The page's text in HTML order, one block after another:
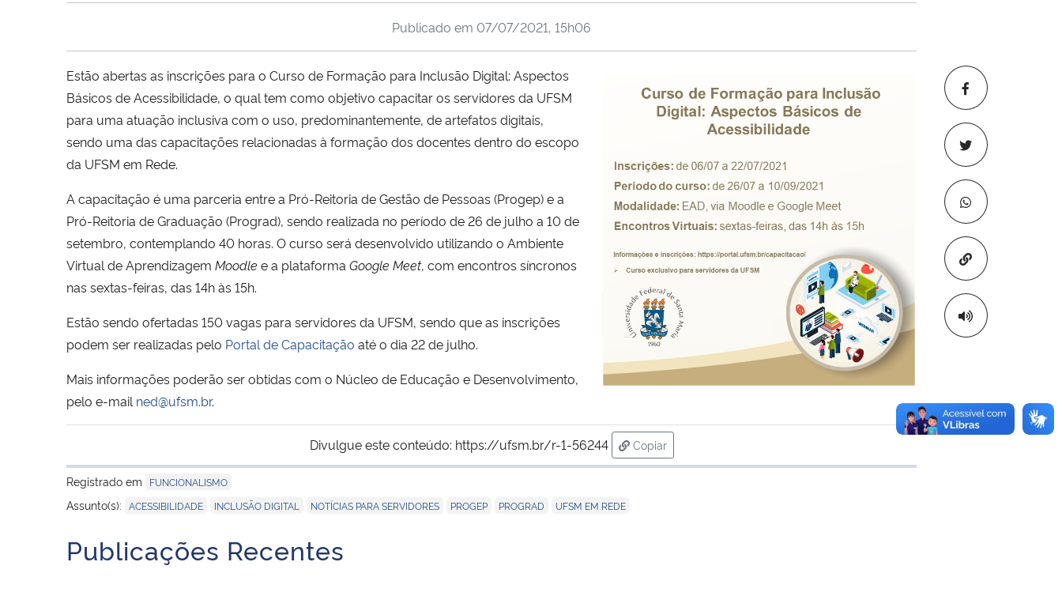
Copiar para
Publicado em 07/07/2021, 15h06
Estão abertas as inscrições para o Curso de Formação para Inclusão Digital: Aspectos
Básicos de Acessibilidade, o qual tem como objetivo capacitar os servidores da UFSM
para uma atuação inclusiva com o uso, predominantemente, de artefatos digitais,
sendo uma das capacitações relacionadas à formação dos docentes dentro do escopo
da UFSM em Rede.
A capacitação é uma parceria entre a Pró-Reitoria de Gestão de Pessoas (Progep) e a
Pró-Reitoria de Graduação (Prograd), sendo realizada no período de 26 de julho a 10 de
setembro, contemplando 40 horas. O curso será desenvolvido utilizando o Ambiente
Virtual de Aprendizagem Moodle e a plataforma Google Meet, com encontros síncronos
nas sextas-feiras, das 14h às 15h.
Estão sendo ofertadas 150 vagas para servidores da UFSM, sendo que as inscrições
podem ser realizadas pelo Portal de Capacitação até o dia 22 de julho.
Mais informações poderão ser obtidas com o Núcleo de Educação e Desenvolvimento,
pelo e-mail ned@ufsm.br.
Divulgue este conteúdo: https://ufsm.br/r-1-56244
Copiar
para área de transferência
Registrado em
FUNCIONALISMO
Assunto(s): ACESSIBILIDADE INCLUSÃO DIGITAL NOTÍCIAS PARA SERVIDORES PROGEP PROGRAD UFSM EM REDE
Publicações Recentes